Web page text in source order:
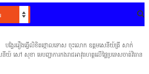
បង្វែររឿងធ្វើលិខិតថ្កោលទោស ចុះលោក ឧត្តមសេនីយ៍ត្រី សាក់
យ៍ សៅ សុខា មេបញ្ជាការកងរាជអាវុធហត្ថលើផ្ទៃប្រទេសចាត់វិធាន